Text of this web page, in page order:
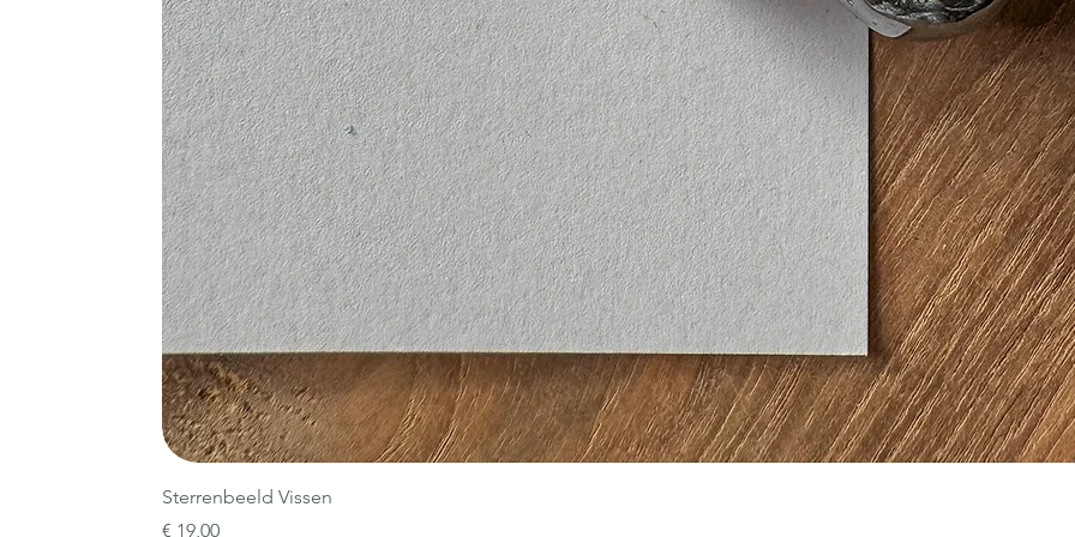
Sterrenbeeld Vissen
Prijs
€ 19,00